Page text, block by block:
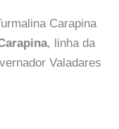
Carapina
, linha da
Valadares